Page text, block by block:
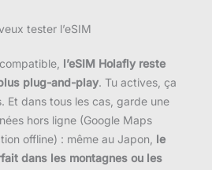
tester l’eSIM
l’eSIM Holafly reste
plug-and-play. Tu actives, ça
Et dans tous les cas, garde une
hors ligne (Google Maps
offline) : même au Japon, le
dans les montagnes ou les